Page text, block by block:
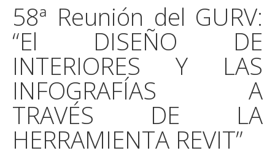
58ª Reunión del GURV:
“El DISEÑO DE
INTERIORES Y LAS
INFOGRAFÍAS A
TRAVÉS DE LA
HERRAMIENTA REVIT”